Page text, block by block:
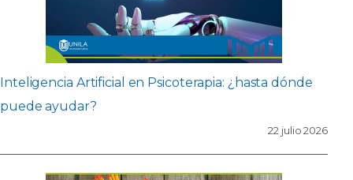
Inteligencia Artificial en Psicoterapia: ¿hasta dónde
puede ayudar?
22 julio 2026